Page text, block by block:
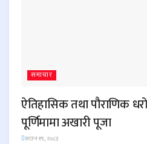
समाचार
ऐतिहासिक तथा पौराणिक
पूर्णिमामा अखारी पूजा
साउन १९, २०८३